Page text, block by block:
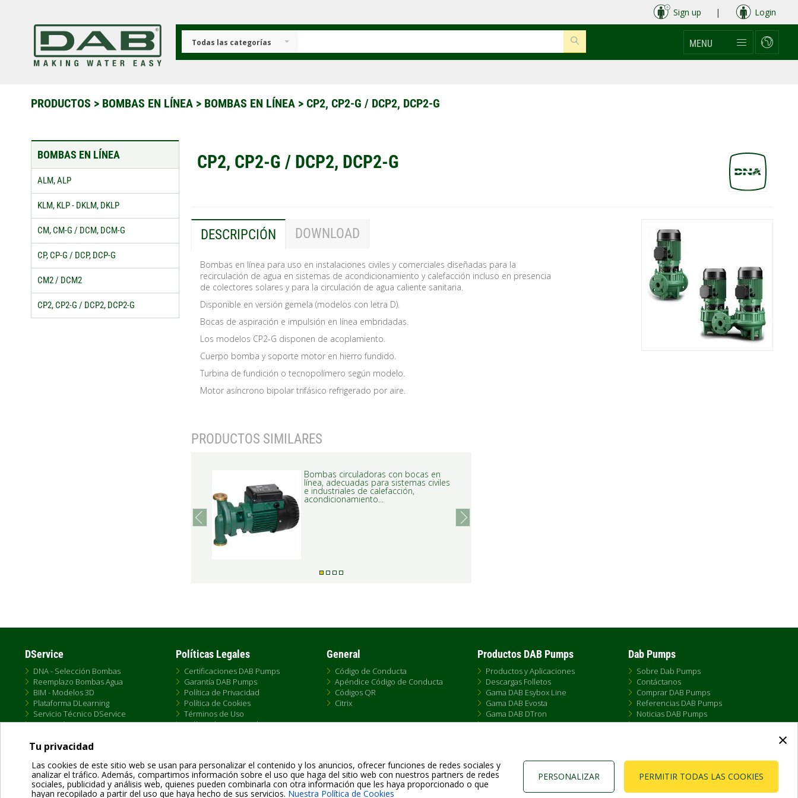
×
Tu privacidad
Las cookies de este sitio web se usan para personalizar el contenido y los anuncios, ofrecer funciones de redes sociales y
analizar el tráfico. Además, compartimos información sobre el uso que haga del sitio web con nuestros partners de redes
sociales, publicidad y análisis web, quienes pueden combinarla con otra información que les haya proporcionado o que
hayan recopilado a partir del uso que haya hecho de sus servicios. Nuestra Política de Cookies
PERMITIR TODAS LAS COOKIES
PERSONALIZAR
contenido
Sign up | Login
Todas las categorías MENU
PRODUCTOS > BOMBAS EN LÍNEA > BOMBAS EN LÍNEA > CP2, CP2-G / DCP2, DCP2-G
BOMBAS EN LÍNEA
ALM, ALP
KLM, KLP - DKLM, DKLP
CM, CM-G / DCM, DCM-G
CP, CP-G / DCP, DCP-G
CM2 / DCM2
CP2, CP2-G / DCP2, DCP2-G
CP2, CP2-G / DCP2, DCP2-G
DESCRIPCIÓN DOWNLOAD
Bombas en línea para uso en instalaciones civiles y comerciales diseñadas para la
recirculación de agua en sistemas de acondicionamiento y calefacción incluso en presencia
de colectores solares y para la circulación de agua caliente sanitaria.
Disponible en versión gemela (modelos con letra D).
Bocas de aspiración e impulsión en línea embridadas.
Los modelos CP2-G disponen de acoplamiento.
Cuerpo bomba y soporte motor en hierro fundido.
Turbina de fundición o tecnopolímero según modelo.
Motor asíncrono bipolar trifásico refrigerado por aire.
PRODUCTOS SIMILARES
Bombas circuladoras con bocas en
línea, adecuadas para sistemas civiles
e industriales de calefacción,
acondicionamiento...
prev next
DService
DNA - Selección Bombas
Reemplazo Bombas Agua
BIM - Modelos 3D
Plataforma DLearning
Servicio Técnico DService
Formación DTraining
Políticas Legales
Certificaciones DAB Pumps
Garantía DAB Pumps
Política de Privacidad
Política de Cookies
Términos de Uso
Política de Venta Online
General
Código de Conducta
Apéndice Código de Conducta
Códigos QR
Citrix
Productos DAB Pumps
Productos y Aplicaciones
Descargas Folletos
Gama DAB Esybox Line
Gama DAB Evosta
Gama DAB DTron
Gama DAB FX
Dab Pumps
Sobre Dab Pumps
Contáctanos
Comprar DAB Pumps
Referencias DAB Pumps
Noticias DAB Pumps
FAQs - Preguntas Frecuentes
Dab Pumps Spa © Via Marco Polo, 14 Mestrino Padova - Italy Tel. +39.049.5125000 Fax +39.049.5125950